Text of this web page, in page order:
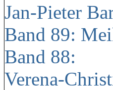
Jan-Pieter
Band 89:
Band 88:
Verena-